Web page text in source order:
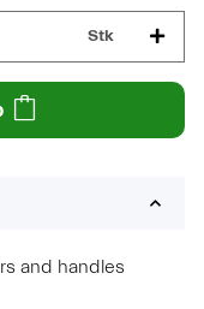
Stk
and handles